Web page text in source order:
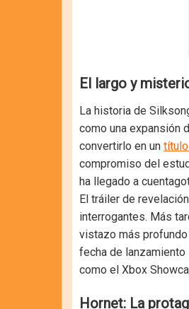
El largo y
La historia de
como una expansión
convertirlo en un
compromiso del
ha llegado a
El tráiler de
interrogantes. Más
vistazo más
fecha de
como el Xbox
Hornet: La